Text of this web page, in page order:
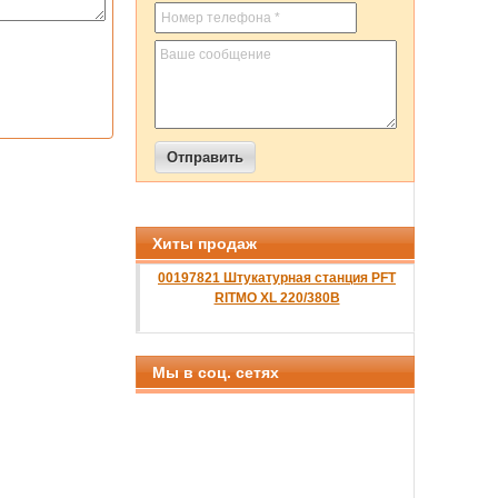
Хиты продаж
00197821 Штукатурная станция PFT
RITMO XL 220/380B
Мы в соц. сетях